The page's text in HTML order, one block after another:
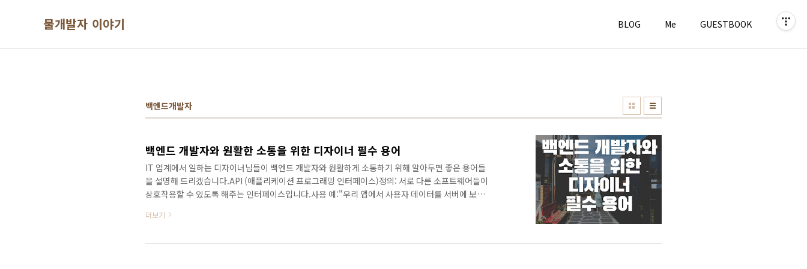
물개발자 이야기 BLOG Me GUESTBOOK
백엔드개발자
백엔드 개발자와 원활한 소통을 위한 디자이너 필수 용어
IT 업계에서 일하는 디자이너님들이 백엔드 개발자와 원활하게 소통하기 위해 알아두면 좋은 용어들
을 설명해 드리겠습니다.API (애플리케이션 프로그래밍 인터페이스)정의: 서로 다른 소프트웨어들이
상호작용할 수 있도록 해주는 인터페이스입니다.사용 예:"우리 앱에서 사용자 데이터를 서버에 보내
하기 위해 외부 API를 호출합니다."비유: API는 레스토랑의 메뉴와 같습니다. 고객(프론트엔드)은 메
합니다. 또한, 메뉴에 있는 다양한 요리들(기능들)을 통해 여러 종류의 서비스를 받을 수 있습니
더보기